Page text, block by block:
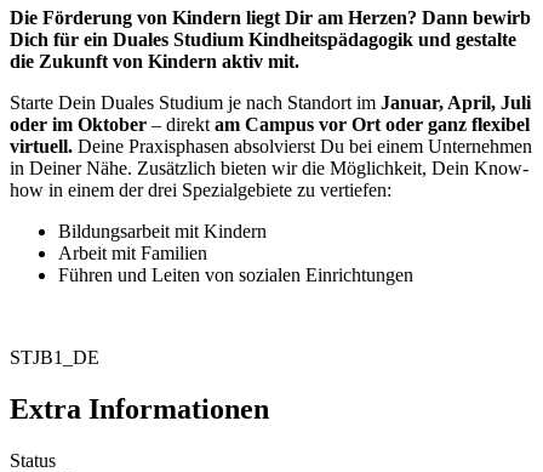
Die Förderung von Kindern liegt Dir am Herzen? Dann bewirb
Dich für ein Duales Studium Kindheitspädagogik und gestalte
die Zukunft von Kindern aktiv mit.
Starte Dein Duales Studium je nach Standort im Januar, April, Juli
oder im Oktober – direkt am Campus vor Ort oder ganz flexibel
virtuell. Deine Praxisphasen absolvierst Du bei einem Unternehmen
in Deiner Nähe. Zusätzlich bieten wir die Möglichkeit, Dein Know-
how in einem der drei Spezialgebiete zu vertiefen:
Bildungsarbeit mit Kindern
Arbeit mit Familien
Führen und Leiten von sozialen Einrichtungen
STJB1_DE
Extra Informationen
Status